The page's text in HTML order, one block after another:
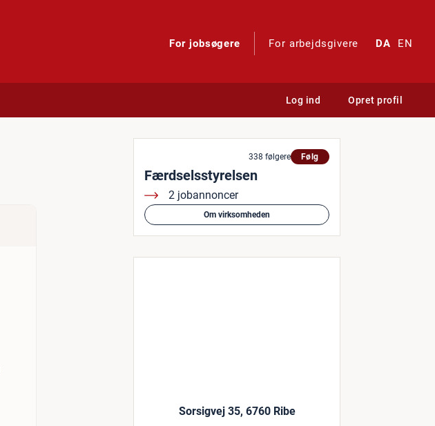
For jobsøgere For arbejdsgivere DA EN
Log ind Opret profil
338 følgere Følg
Færdselsstyrelsen
2 jobannoncer
Om virksomheden
Sorsigvej 35, 6760 Ribe